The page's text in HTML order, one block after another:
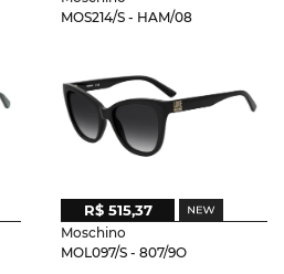
MOS214/S - HAM/08
Moschino
MOL097/S - 807/9O
R$ 515,37